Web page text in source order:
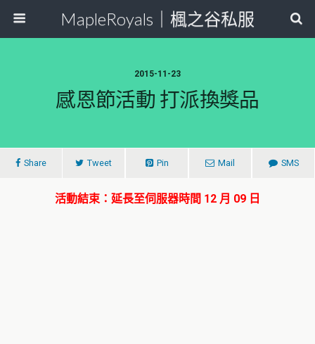
MapleRoyals｜楓之谷私服
2015-11-23
感恩節活動 打派換獎品
Share Tweet Pin Mail SMS
活動結束：延長至伺服器時間 12 月 09 日